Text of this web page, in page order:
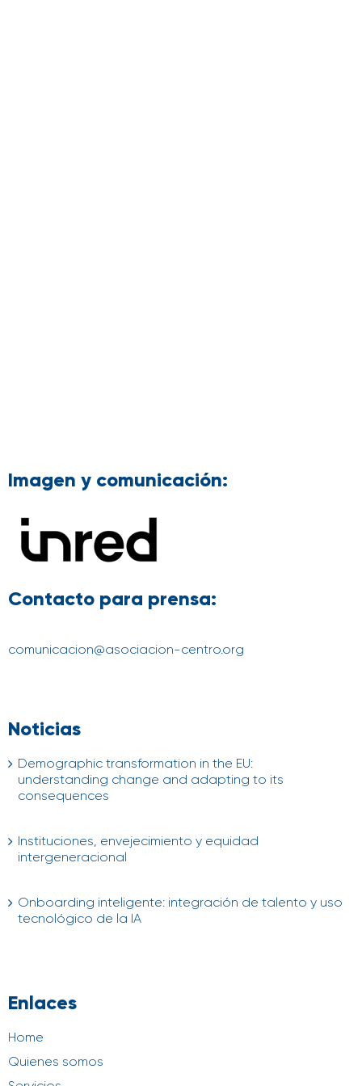
Imagen y comunicación:
Contacto para prensa:
comunicacion@asociacion-centro.org
Noticias
Demographic transformation in the EU:
understanding change and adapting to its
consequences
Instituciones, envejecimiento y equidad
intergeneracional
Onboarding inteligente: integración de talento y uso
tecnológico de la IA
Enlaces
Home
Quienes somos